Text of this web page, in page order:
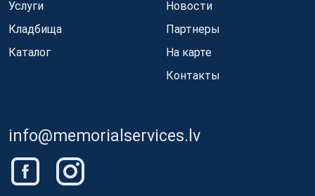
Услуги
Кладбища
Каталог
Новости
Партнеры
На карте
Контакты
info@memorialservices.lv